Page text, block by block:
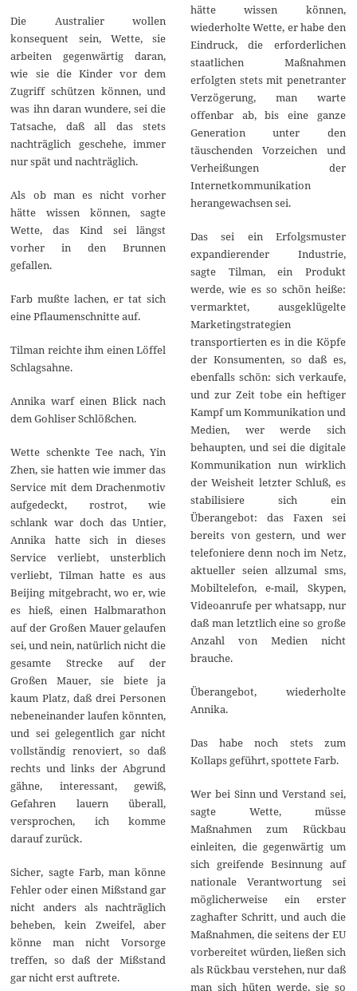
Die Australier wollen
konsequent sein, Wette, sie
arbeiten gegenwärtig daran,
wie sie die Kinder vor dem
Zugriff schützen können, und
was ihn daran wundere, sei die
Tatsache, daß all das stets
nachträglich geschehe, immer
nur spät und nachträglich.
Als ob man es nicht vorher
hätte wissen können, sagte
Wette, das Kind sei längst
vorher in den Brunnen
gefallen.
Farb mußte lachen, er tat sich
eine Pflaumenschnitte auf.
Tilman reichte ihm einen Löffel
Schlagsahne.
Annika warf einen Blick nach
dem Gohliser Schlößchen.
Wette schenkte Tee nach, Yin
Zhen, sie hatten wie immer das
Service mit dem Drachenmotiv
aufgedeckt, rostrot, wie
schlank war doch das Untier,
Annika hatte sich in dieses
Service verliebt, unsterblich
verliebt, Tilman hatte es aus
Beijing mitgebracht, wo er, wie
es hieß, einen Halbmarathon
auf der Großen Mauer gelaufen
sei, und nein, natürlich nicht die
gesamte Strecke auf der
Großen Mauer, sie biete ja
kaum Platz, daß drei Personen
nebeneinander laufen könnten,
und sei gelegentlich gar nicht
vollständig renoviert, so daß
rechts und links der Abgrund
gähne, interessant, gewiß,
Gefahren lauern überall,
versprochen, ich komme
darauf zurück.
Sicher, sagte Farb, man könne
Fehler oder einen Mißstand gar
nicht anders als nachträglich
beheben, kein Zweifel, aber
könne man nicht Vorsorge
treffen, so daß der Mißstand
gar nicht erst auftrete.
hätte wissen können,
wiederholte Wette, er habe den
Eindruck, die erforderlichen
staatlichen Maßnahmen
erfolgten stets mit penetranter
Verzögerung, man warte
offenbar ab, bis eine ganze
Generation unter den
täuschenden Vorzeichen und
Verheißungen der
Internetkommunikation
herangewachsen sei.
Das sei ein Erfolgsmuster
expandierender Industrie,
sagte Tilman, ein Produkt
werde, wie es so schön heiße:
vermarktet, ausgeklügelte
Marketingstrategien
transportierten es in die Köpfe
der Konsumenten, so daß es,
ebenfalls schön: sich verkaufe,
und zur Zeit tobe ein heftiger
Kampf um Kommunikation und
Medien, wer werde sich
behaupten, und sei die digitale
Kommunikation nun wirklich
der Weisheit letzter Schluß, es
stabilisiere sich ein
Überangebot: das Faxen sei
bereits von gestern, und wer
telefoniere denn noch im Netz,
aktueller seien allzumal sms,
Mobiltelefon, e-mail, Skypen,
Videoanrufe per whatsapp, nur
daß man letztlich eine so große
Anzahl von Medien nicht
brauche.
Überangebot, wiederholte
Annika.
Das habe noch stets zum
Kollaps geführt, spottete Farb.
Wer bei Sinn und Verstand sei,
sagte Wette, müsse
Maßnahmen zum Rückbau
einleiten, die gegenwärtig um
sich greifende Besinnung auf
nationale Verantwortung sei
möglicherweise ein erster
zaghafter Schritt, und auch die
Maßnahmen, die seitens der EU
vorbereitet würden, ließen sich
als Rückbau verstehen, nur daß
man sich hüten werde, sie so